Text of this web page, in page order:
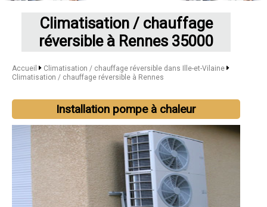
Climatisation / chauffage
réversible à Rennes 35000
Accueil
Climatisation / chauffage réversible dans Ille-et-Vilaine
Climatisation / chauffage réversible à Rennes
Installation pompe à chaleur